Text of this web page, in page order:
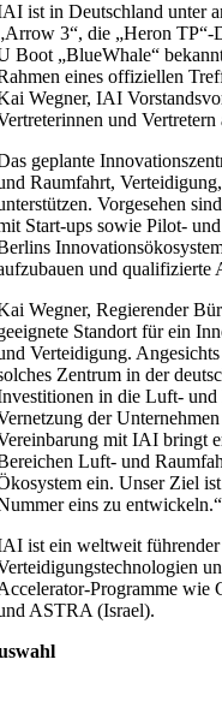
ist in Deutschland unter
3“, die „Heron TP“-
Boot „BlueWhale“
eines offiziellen
Wegner, IAI
und
geplante
Raumfahrt,
Vorgesehen
Start-ups sowie Pilot-
und qualifizierte
Wegner, Regierender
Standort für ein
Verteidigung.
Zentrum in der
in die Luft- und
der
mit IAI bringt
Luft- und
ein. Unser Ziel
eins zu entwickeln.“
ist ein weltweit
Programme wie
ASTRA (Israel).